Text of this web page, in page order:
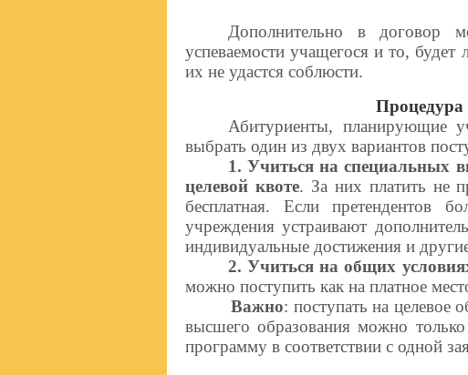
Дополнительно в договор
успеваемости учащегося и то, будет
их не удастся соблюсти.
Процедура
Абитуриенты, планирующие
выбрать один из двух вариантов
1. Учиться на специальных
целевой квоте. За них платить не
бесплатная. Если претендентов
учреждения устраивают
индивидуальные достижения и
2. Учиться на общих
можно поступить как на платное
Важно: поступать на целевое
высшего образования можно
программу в соответствии с одной